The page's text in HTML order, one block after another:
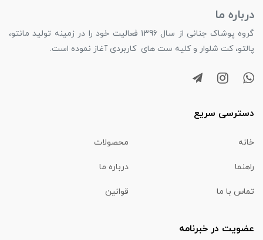
درباره ما
گروه پوشاک جنانی از سال 1396 فعالیت خود را در زمینه تولید مانتو،
پالتو، کت شلوار و کلیه ست های کاربردی آغاز نموده است.
دسترسی سریع
خانه محصولات
راهنما درباره ما
تماس با ما قوانین
عضویت در خبرنامه